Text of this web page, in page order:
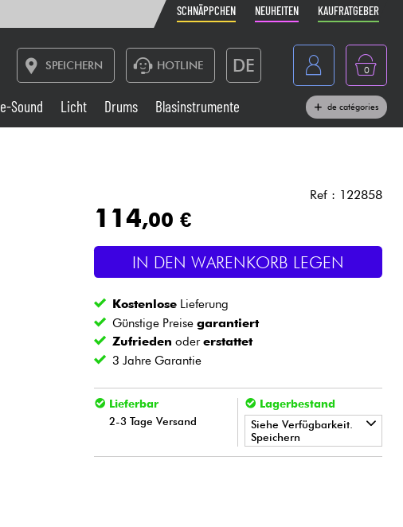
SCHNÄPPCHEN NEUHEITEN KAUFRATGEBER
SPEICHERN HOTLINE DE
Belgique
Nederland
0
Live-Sound
Blasinstrumente
Kabel & Zubehöre
Sound Licht Drums Blasinstrumente de catégories
Ref : 122858
114,00 €
IN DEN WARENKORB LEGEN
Kostenlose Lieferung
Günstige Preisegarantiert
Zufrieden odererstattet
3 Jahre Garantie
Lieferbar
2-3 Tage Versand
Lagerbestand
Siehe Verfügbarkeit.
Speichern